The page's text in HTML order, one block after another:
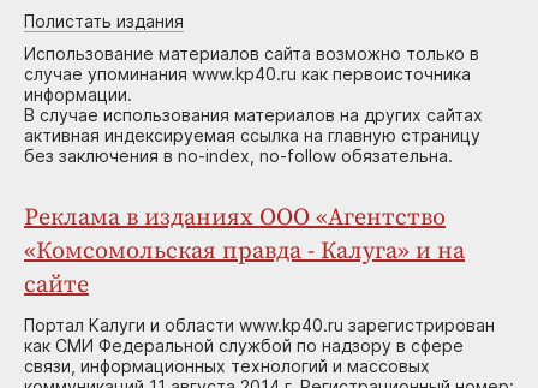
Полистать издания
Использование материалов сайта возможно только в
случае упоминания www.kp40.ru как первоисточника
информации.
В случае использования материалов на других сайтах
активная индексируемая ссылка на главную страницу
без заключения в no-index, no-follow обязательна.
Реклама в изданиях ООО «Агентство
«Комсомольская правда - Калуга» и на
сайте
Портал Калуги и области www.kp40.ru зарегистрирован
как СМИ Федеральной службой по надзору в сфере
связи, информационных технологий и массовых